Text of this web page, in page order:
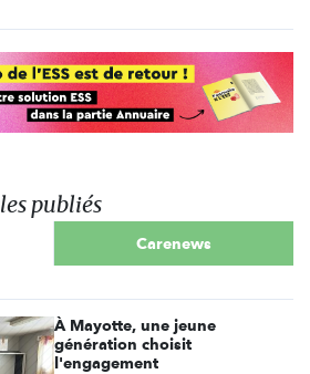
publiés
Carenews
À Mayotte, une jeune
génération choisit
l'engagement